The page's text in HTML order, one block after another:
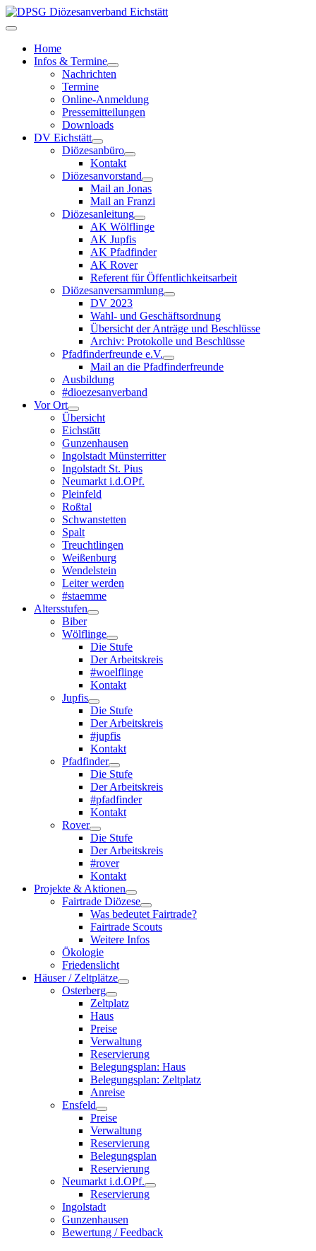
Home
Infos & Termine
Nachrichten
Termine
Online-Anmeldung
Pressemitteilungen
Downloads
DV Eichstätt
Diözesanbüro
Kontakt
Diözesanvorstand
Mail an Jonas
Mail an Franzi
Diözesanleitung
AK Wölflinge
AK Jupfis
AK Pfadfinder
AK Rover
Referent für Öffentlichkeitsarbeit
Diözesanversammlung
DV 2023
Wahl- und Geschäftsordnung
Übersicht der Anträge und Beschlüsse
Archiv: Protokolle und Beschlüsse
Pfadfinderfreunde e.V.
Mail an die Pfadfinderfreunde
Ausbildung
#dioezesanverband
Vor Ort
Übersicht
Eichstätt
Gunzenhausen
Ingolstadt Münsterritter
Ingolstadt St. Pius
Neumarkt i.d.OPf.
Pleinfeld
Roßtal
Schwanstetten
Spalt
Treuchtlingen
Weißenburg
Wendelstein
Leiter werden
#staemme
Altersstufen
Biber
Wölflinge
Die Stufe
Der Arbeitskreis
#woelflinge
Kontakt
Jupfis
Die Stufe
Der Arbeitskreis
#jupfis
Kontakt
Pfadfinder
Die Stufe
Der Arbeitskreis
#pfadfinder
Kontakt
Rover
Die Stufe
Der Arbeitskreis
#rover
Kontakt
Projekte & Aktionen
Fairtrade Diözese
Was bedeutet Fairtrade?
Fairtrade Scouts
Weitere Infos
Ökologie
Friedenslicht
Häuser / Zeltplätze
Osterberg
Zeltplatz
Haus
Preise
Verwaltung
Reservierung
Belegungsplan: Haus
Belegungsplan: Zeltplatz
Anreise
Ensfeld
Preise
Verwaltung
Reservierung
Belegungsplan
Reservierung
Neumarkt i.d.OPf.
Reservierung
Ingolstadt
Gunzenhausen
Bewertung / Feedback